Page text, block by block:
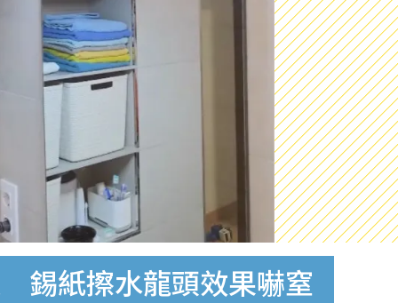
錫紙擦水龍頭效果嚇窒